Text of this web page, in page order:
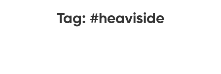
Tag: #heaviside